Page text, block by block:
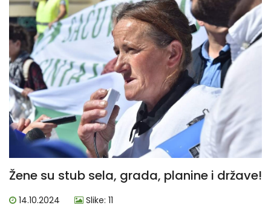
Žene su stub sela, grada, planine i države!
14.10.2024 Slike: 11